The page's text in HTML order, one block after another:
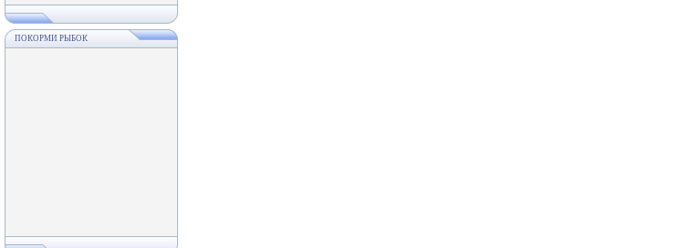
ПОКОРМИ РЫБОК